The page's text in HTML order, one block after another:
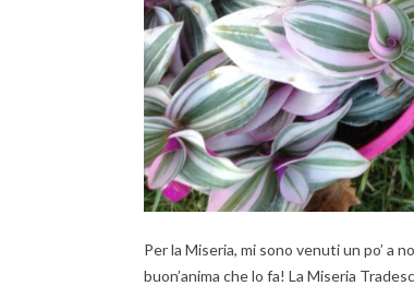
Per la Miseria, mi sono venuti un po’ a
buon’anima che lo fa! La Miseria